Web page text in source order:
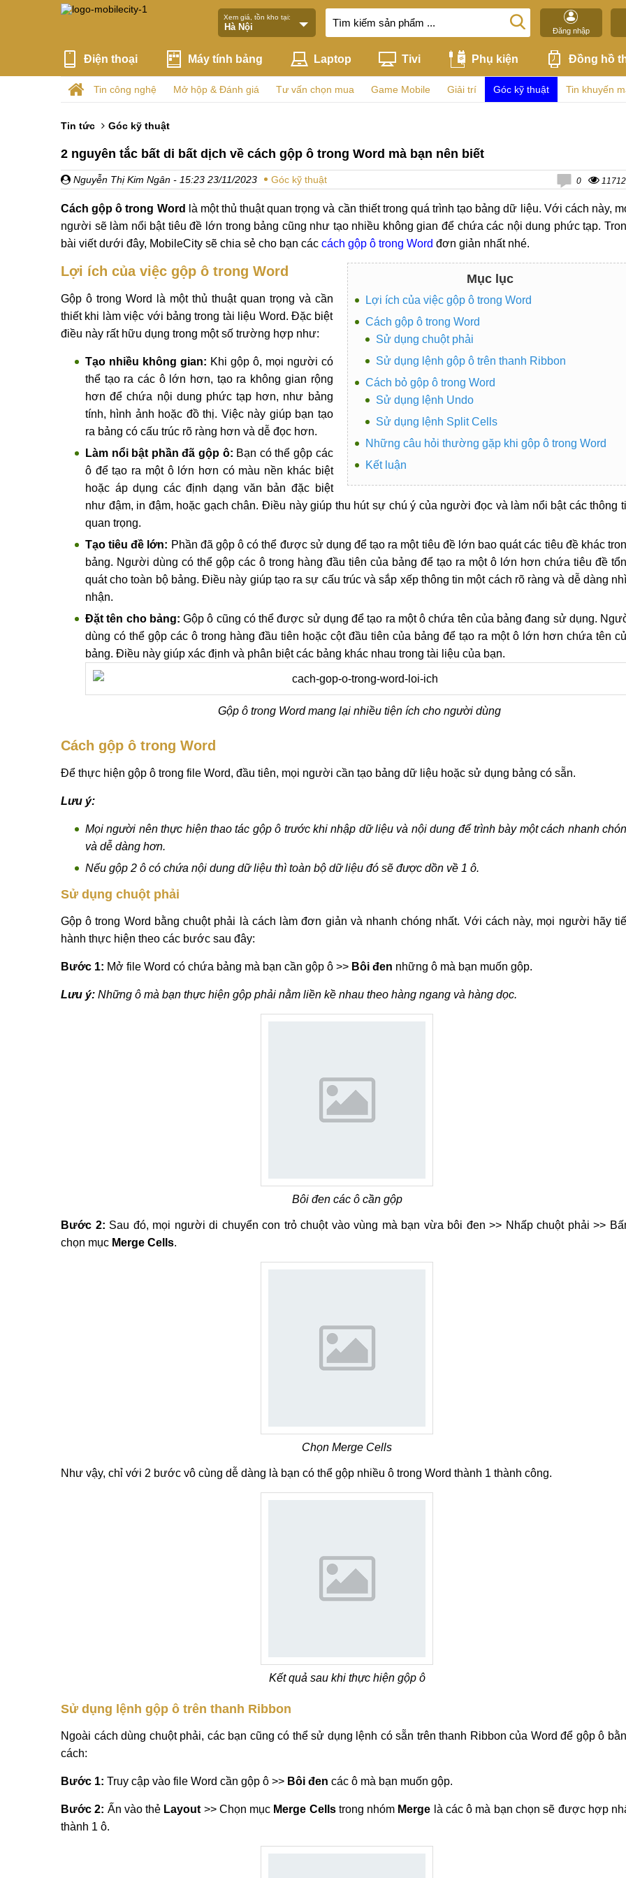
Xem giá, tồn kho tại:
Đăng nhập
Điện thoại Máy tính bảng Laptop Tivi Phụ kiện Đồng hồ
Tin công nghệ Mở hộp & Đánh giá Tư vấn chọn mua Game Mobile Giải trí Góc kỹ thuật Tin khuyến
Tin tức Góc kỹ thuật
2 nguyên tắc bất di bất dịch về cách gộp ô trong Word mà bạn nên biết
Nguyễn Thị Kim Ngân - 15:23 23/11/2023 Góc kỹ thuật 0 11712
Cách gộp ô trong Word
là một thủ thuật quan trọng và cần thiết trong quá trình tạo bảng dữ liệu. Với cách này,
người sẽ làm nổi bật tiêu đề lớn trong bảng cũng như tạo nhiều không gian để chứa các nội dung phức tạp.
bài viết dưới đây, MobileCity sẽ chia sẻ cho bạn các cách gộp ô trong Word đơn giản nhất nhé.
Mục lục
Lợi ích của việc gộp ô trong Word
Cách gộp ô trong Word
Sử dụng chuột phải
Sử dụng lệnh gộp ô trên thanh Ribbon
Cách bỏ gộp ô trong Word
Sử dụng lệnh Undo
Sử dụng lệnh Split Cells
Những câu hỏi thường gặp khi gộp ô trong Word
Kết luận
Lợi ích của việc gộp ô trong Word
Gộp ô trong Word là một thủ thuật quan trọng và cần
thiết khi làm việc với bảng trong tài liệu Word. Đặc biệt
điều này rất hữu dụng trong một số trường hợp như:
Tạo nhiều không gian: Khi gộp ô, mọi người có
thể tạo ra các ô lớn hơn, tạo ra không gian rộng
hơn để chứa nội dung phức tạp hơn, như bảng
tính, hình ảnh hoặc đồ thị. Việc này giúp bạn tạo
ra bảng có cấu trúc rõ ràng hơn và dễ đọc hơn.
Làm nổi bật phần đã gộp ô: Bạn có thể gộp các
ô để tạo ra một ô lớn hơn có màu nền khác biệt
hoặc áp dụng các định dạng văn bản đặc biệt
như đậm, in đậm, hoặc gạch chân. Điều này giúp thu hút sự chú ý của người đọc và làm nổi bật các thông
quan trọng.
Tạo tiêu đề lớn: Phần đã gộp ô có thể được sử dụng để tạo ra một tiêu đề lớn bao quát các tiêu đề khác
bảng. Người dùng có thể gộp các ô trong hàng đầu tiên của bảng để tạo ra một ô lớn hơn chứa tiêu đề
quát cho toàn bộ bảng. Điều này giúp tạo ra sự cấu trúc và sắp xếp thông tin một cách rõ ràng và dễ dàng
nhận.
Đặt tên cho bảng: Gộp ô cũng có thể được sử dụng để tạo ra một ô chứa tên của bảng đang sử dụng.
dùng có thể gộp các ô trong hàng đầu tiên hoặc cột đầu tiên của bảng để tạo ra một ô lớn hơn chứa tên
bảng. Điều này giúp xác định và phân biệt các bảng khác nhau trong tài liệu của bạn.
Gộp ô trong Word mang lại nhiều tiện ích cho người dùng
Cách gộp ô trong Word
Để thực hiện gộp ô trong file Word, đầu tiên, mọi người cần tạo bảng dữ liệu hoặc sử dụng bảng có sẵn.
Lưu ý:
Mọi người nên thực hiện thao tác gộp ô trước khi nhập dữ liệu và nội dung để trình bày một cách nhanh
và dễ dàng hơn.
Nếu gộp 2 ô có chứa nội dung dữ liệu thì toàn bộ dữ liệu đó sẽ được dồn về 1 ô.
Sử dụng chuột phải
Gộp ô trong Word bằng chuột phải là cách làm đơn giản và nhanh chóng nhất. Với cách này, mọi người hãy
hành thực hiện theo các bước sau đây:
Bước 1: Mở file Word có chứa bảng mà bạn cần gộp ô >> Bôi đen những ô mà bạn muốn gộp.
Lưu ý: Những ô mà bạn thực hiện gộp phải nằm liền kề nhau theo hàng ngang và hàng dọc.
Bôi đen các ô cần gộp
Bước 2: Sau đó, mọi người di chuyển con trỏ chuột vào vùng mà bạn vừa bôi đen >> Nhấp chuột phải >>
chọn mục Merge Cells.
Chọn Merge Cells
Như vậy, chỉ với 2 bước vô cùng dễ dàng là bạn có thể gộp nhiều ô trong Word thành 1 thành công.
Kết quả sau khi thực hiện gộp ô
Sử dụng lệnh gộp ô trên thanh Ribbon
Ngoài cách dùng chuột phải, các bạn cũng có thể sử dụng lệnh có sẵn trên thanh Ribbon của Word để gộp ô
cách:
Bước 1: Truy cập vào file Word cần gộp ô >> Bôi đen các ô mà bạn muốn gộp.
Bước 2: Ấn vào thẻ Layout >> Chọn mục Merge Cellstrong nhóm Merge là các ô mà bạn chọn sẽ được hợp
thành 1 ô.